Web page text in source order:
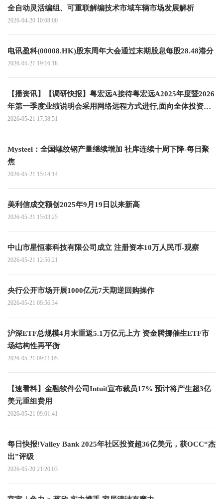
全自动灵活编组、可重联解编技术市域车辆市场发展解析
2026-04-20 10:08:00
电讯盈科(00008.HK)股东周年大会通过末期股息每股28.48港分
2026-05-21 19:16:18
【播资讯】【调研快报】粤宏远A接待粤宏远A2025年度暨2026
年第一季度业绩说明会采用网络远程方式进行,面向全体投资者
调研
2026-05-21 17:58:51
Mysteel：全国螺纹钢产量继续增加 社库连续十周下降-每日聚
焦
2026-05-21 15:14:14
美利信成交额创2025年9月19日以来新高
2026-05-21 15:03:25
中山市星恒泰科技有限公司成立 注册资本10万人民币-观察
2026-05-21 12:56:21
央行公开市场开展1000亿元7天期逆回购操作
2026-05-21 09:56:34
沪深ETF总规模4月末重返5.1万亿元上方 资金腾挪催生ETF市
场结构性再平衡
2026-05-21 09:11:05
【速看料】金融软件公司Intuit宣布裁员17% 预计将产生超3亿
美元重组费用
2026-05-21 09:01:41
每日快报!Valley Bank 2025年社区投资超36亿美元，获OCC“杰
出”评级
2026-05-20 21:20:03